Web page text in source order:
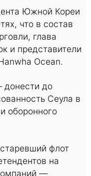
Южной Кореи
что в состав
глава
и представители
Ocean.
донести до
Сеула в
оборонного
флот
на
—